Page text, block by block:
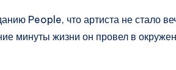
People, что артиста не стало
минуты жизни он провел в